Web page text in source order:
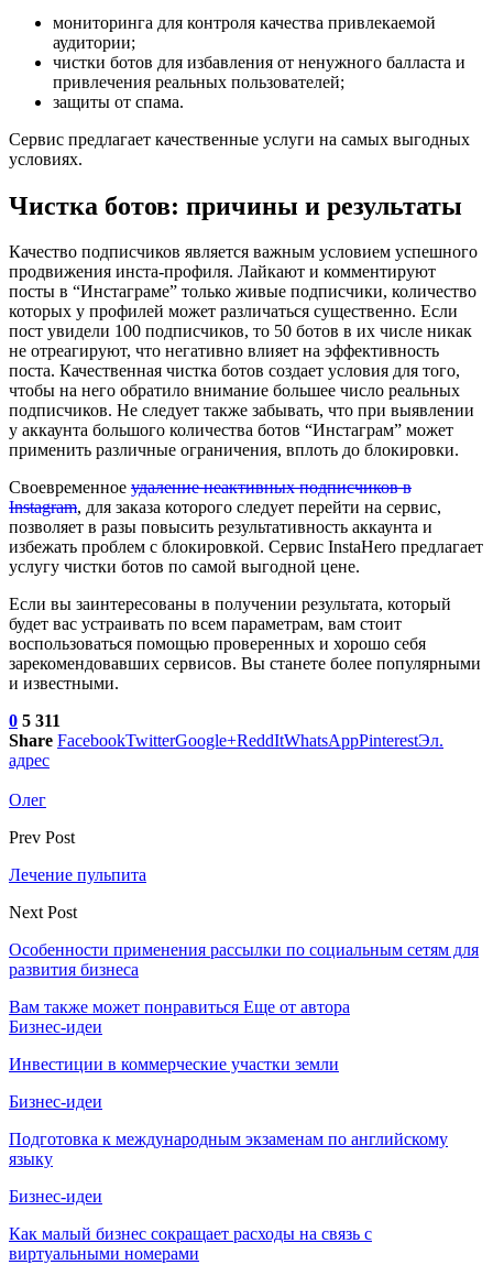
мониторинга для контроля качества привлекаемой
аудитории;
чистки ботов для избавления от ненужного балласта и
привлечения реальных пользователей;
защиты от спама.
Сервис предлагает качественные услуги на самых выгодных
условиях.
Чистка ботов: причины и результаты
Качество подписчиков является важным условием успешного
продвижения инста-профиля. Лайкают и комментируют
посты в “Инстаграме” только живые подписчики, количество
которых у профилей может различаться существенно. Если
пост увидели 100 подписчиков, то 50 ботов в их числе никак
не отреагируют, что негативно влияет на эффективность
поста. Качественная чистка ботов создает условия для того,
чтобы на него обратило внимание большее число реальных
подписчиков. Не следует также забывать, что при выявлении
у аккаунта большого количества ботов “Инстаграм” может
применить различные ограничения, вплоть до блокировки.
Своевременное удаление неактивных подписчиков в
Instagram, для заказа которого следует перейти на сервис,
позволяет в разы повысить результативность аккаунта и
избежать проблем с блокировкой. Сервис InstaHero предлагает
услугу чистки ботов по самой выгодной цене.
Если вы заинтересованы в получении результата, который
будет вас устраивать по всем параметрам, вам стоит
воспользоваться помощью проверенных и хорошо себя
зарекомендовавших сервисов. Вы станете более популярными
и известными.
0 5 311
Share FacebookTwitterGoogle+ReddItWhatsAppPinterestЭл.
адрес
Олег
Prev Post
Лечение пульпита
Next Post
Особенности применения рассылки по социальным сетям для
развития бизнеса
Вам также может понравиться Еще от автора
Бизнес-идеи
Инвестиции в коммерческие участки земли
Бизнес-идеи
Подготовка к международным экзаменам по английскому
языку
Бизнес-идеи
Как малый бизнес сокращает расходы на связь с
виртуальными номерами